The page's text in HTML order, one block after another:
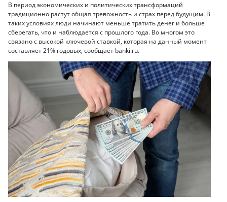
В период экономических и политических трансформаций
традиционно растут общая тревожность и страх перед будущим. В
таких условиях люди начинают меньше тратить денег и больше
сберегать, что и наблюдается с прошлого года. Во многом это
связано с высокой ключевой ставкой, которая на данный момент
составляет 21% годовых, сообщает banki.ru.